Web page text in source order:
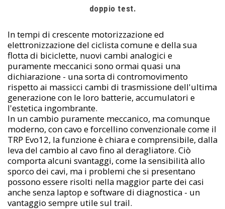
doppio test.
In tempi di crescente motorizzazione ed
elettronizzazione del ciclista comune e della sua
flotta di biciclette, nuovi cambi analogici e
puramente meccanici sono ormai quasi una
dichiarazione - una sorta di contromovimento
rispetto ai massicci cambi di trasmissione dell'ultima
generazione con le loro batterie, accumulatori e
l'estetica ingombrante.
In un cambio puramente meccanico, ma comunque
moderno, con cavo e forcellino convenzionale come il
TRP Evo12, la funzione è chiara e comprensibile, dalla
leva del cambio al cavo fino al deragliatore. Ciò
comporta alcuni svantaggi, come la sensibilità allo
sporco dei cavi, ma i problemi che si presentano
possono essere risolti nella maggior parte dei casi
anche senza laptop e software di diagnostica - un
vantaggio sempre utile sul trail.